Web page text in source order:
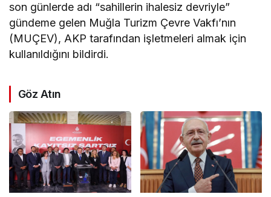
son günlerde adı “sahillerin ihalesiz devriyle”
gündeme gelen Muğla Turizm Çevre Vakfı’nın
(MUÇEV), AKP tarafından işletmeleri almak için
kullanıldığını bildirdi.
Göz Atın